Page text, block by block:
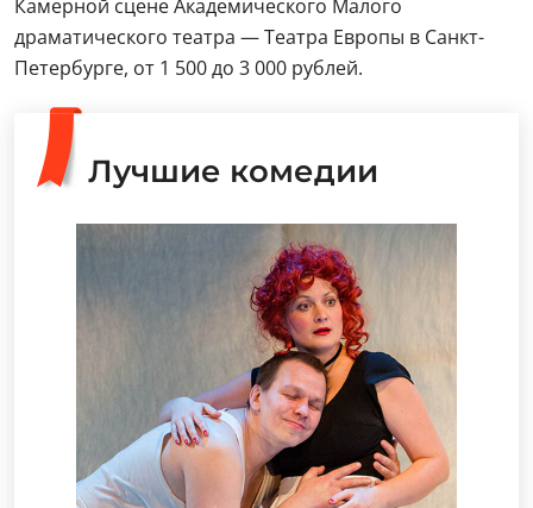
Камерной сцене Академического Малого
драматического театра — Театра Европы в Санкт-
Петербурге, от 1 500 до 3 000 рублей.
Лучшие комедии